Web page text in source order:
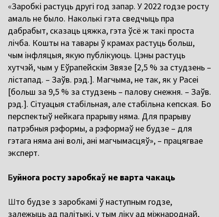
«Заробкі растуць другі год запар. У 2022 годзе росту
амаль не было. Наколькі гэта сведчыць пра
дабрабыт, сказаць цяжка, гэта ўсё ж такі проста
лічба. Кошты на тавары ў крамах растуць больш,
чым інфляцыя, якую публікуюць. Цэны растуць
хутчэй, чым у Еўрапейскім Звязе [2,5 % за студзень –
лістапад. – Заўв. рэд.]. Магчыма, не так, як у Расеі
[больш за 9,5 % за студзень – палову снежня. – Заўв.
рэд.]. Сітуацыя стабільная, але стабільна кепская. Бо
перспектыў нейкага прарыву няма. Для прарыву
патрэбныя рэформы, а рэформаў не будзе – для
гэтага няма ані волі, ані магчымасцяў», – працягвае
эксперт.
Буйнога росту заробкаў не варта чакаць
Што будзе з заробкамі ў наступным годзе,
залежыць ад палітыкі, у тым ліку ад міжнароднай,